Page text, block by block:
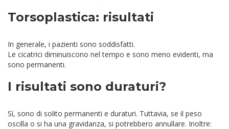
Torsoplastica: risultati
In generale, i pazienti sono soddisfatti.
Le cicatrici diminuiscono nel tempo e sono meno evidenti, ma
sono permanenti.
I risultati sono duraturi?
Sì, sono di solito permanenti e duraturi. Tuttavia, se il peso
oscilla o si ha una gravidanza, si potrebbero annullare. Inoltre: